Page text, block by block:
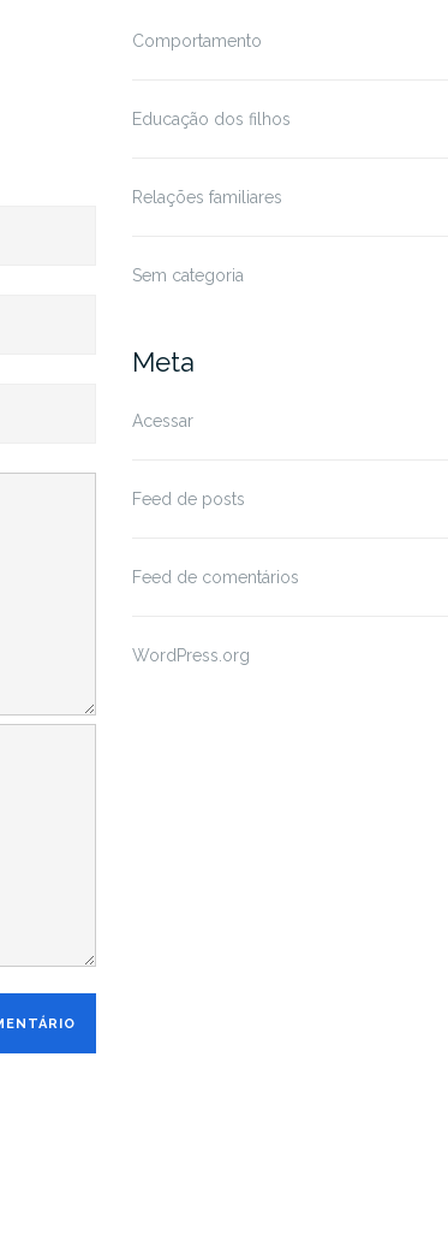
Comportamento
Educação dos filhos
Relações familiares
Sem categoria
Meta
Acessar
Feed de posts
Feed de comentários
WordPress.org